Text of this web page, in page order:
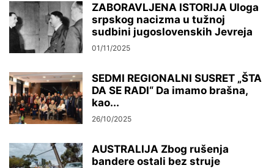
ZABORAVLJENA ISTORIJA Uloga
srpskog nacizma u tužnoj
sudbini jugoslovenskih Jevreja
01/11/2025
SEDMI REGIONALNI SUSRET „ŠTA
DA SE RADI“ Da imamo brašna,
kao...
26/10/2025
AUSTRALIJA Zbog rušenja
bandere ostali bez struje